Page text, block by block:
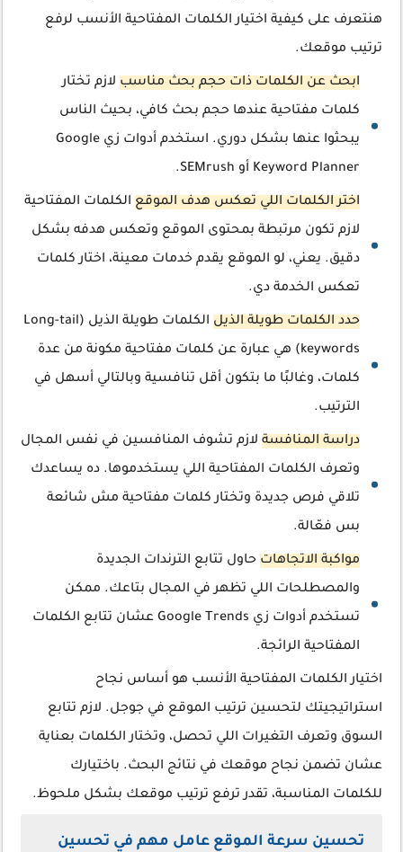
هنتعرف على كيفية اختيار الكلمات المفتاحية الأنسب لرفع
ترتيب موقعك.
ابحث عن الكلمات ذات حجم بحث مناسب لازم تختار
كلمات مفتاحية عندها حجم بحث كافي، بحيث الناس
يبحثوا عنها بشكل دوري. استخدم أدوات زي Google
Keyword Planner أو SEMrush.
اختر الكلمات اللي تعكس هدف الموقع الكلمات المفتاحية
لازم تكون مرتبطة بمحتوى الموقع وتعكس هدفه بشكل
دقيق. يعني، لو الموقع يقدم خدمات معينة، اختار كلمات
تعكس الخدمة دي.
حدد الكلمات طويلة الذيل
الكلمات طويلة الذيل (Long-tail
keywords) هي عبارة عن كلمات مفتاحية مكونة من عدة
كلمات، وغالبًا ما بتكون أقل تنافسية وبالتالي أسهل في
الترتيب.
دراسة المنافسة لازم تشوف المنافسين في نفس المجال
وتعرف الكلمات المفتاحية اللي يستخدموها. ده يساعدك
تلاقي فرص جديدة وتختار كلمات مفتاحية مش شائعة
بس فعّالة.
مواكبة الاتجاهات حاول تتابع الترندات الجديدة
والمصطلحات اللي تظهر في المجال بتاعك. ممكن
تستخدم أدوات زي Google Trends عشان تتابع الكلمات
المفتاحية الرائجة.
اختيار الكلمات المفتاحية الأنسب هو أساس نجاح
استراتيجيتك لتحسين ترتيب الموقع في جوجل. لازم تتابع
السوق وتعرف التغيرات اللي تحصل، وتختار الكلمات بعناية
عشان تضمن نجاح موقعك في نتائج البحث. باختيارك
للكلمات المناسبة، تقدر ترفع ترتيب موقعك بشكل ملحوظ.
تحسين سرعة الموقع عامل مهم في تحسين